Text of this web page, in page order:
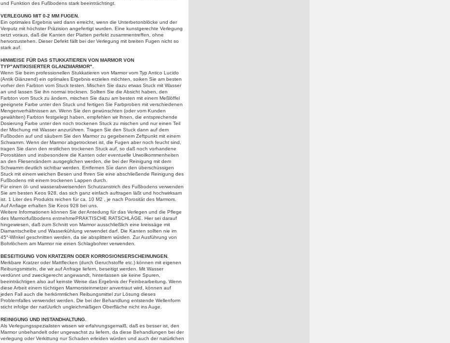
und Funktion des Fußbodens stark beeinträchtingt.
VERLEGUNG MIT 0-2 MM FUGEN.
Ein optimales Ergebnis wird dann erreicht, wenn die Unterbetonblöcke und der
Verputz mit höchster Präzision angefertigt wurden. Eine kunstgerechte Verlegung
setzt voraus, daß die Kanten der Platten perfekt zusammentreffen, ohne
hervorzustehen. Dieser Defekt fällt bei der Verlegung mit breiten Fugen nicht so
stark auf.
HINWEISE FÜR DAS STUKKATIEREN VON MARMOR VON
TYP"ANTIKISIERTER GLANZMARMOR".
Wenn Sie beim professionellen Stukkatieren von Marmor vom Typ Antico Lucido
(Antik Giänzend) ein optimales Ergebnis erzielen möchten, soiken Sie am besten
vorher den Farbton vom Stuck testen. Mischen Sie dazu etwas Stuck mit Wasser
an und lassen Sie ihn normai trocknen. Sollten Sie die Absicht haben, den
Farbton vom Stuck zu ändern, mischen Sie dazu am besten mit einem Meßlöffel
geeignete Farbe unter den Stuck und fertigen Sie Farbproben mit verschiedenen
Mengenverhältnissen an. Wenn Sie den gewünschten (oder vom Kunden
gewählten) Farbton festgelegt haben, empfehlen wir lhnen, die entsprechende
Dosierung Farbe unter den noch trockenen Stuck zu mischen und nur einen Teil
der Mischung mit Wasser anzurühren. Tragen Sie den Stuck dann auf dem
Fußboden auf und säubem Sie den Marmor zu gegebenem Zeftpunkt mit einem
Schwamm. Wenn der Marmor abgetrocknet ist, die Fugen aber noch feucht sind,
tragen Sie dann den restlichen trockenen Stuck auf, so daß noch vorhandene
Porositäten und insbesondere die Kanten oder eventuelle Urwoilkommenheiten
an den Fliesenrändern ausgeglichen werden, die bei der Reinigung mit dem
Schwamm deutlich sichtbar werden. Entfernen Sìe dann den überschüssigen
Stuck mit einem weichen Besen und fhren Sie eine abschließende Reinigung des
Fußbodens mit einem trockenen Lappen durch.
Für einen öl- und wasserabweisenden Schutzanstrich des Fußbodens verwenden
Sie am besten Keos 928, das sich ganz einfach auftragen läßt und hochwirksam
ist. 1 Liter des Produkts reichen für ca. 10 M2 , je nach Porosität des Marmors.
Auf Anfiage erhalten Sie Keos 928 bei uns.
Weitere lnformationen können Sie der Antedung für das Verlegen und die Pflege
des Marmorfußbodens entnehmePRAKTISCHE RATSCHLÄGE. Hier sei darauf
hingewiesen, daß zum Schnitt von Marmor ausschließlich eine kreissäge mit
Diamantscheibe und Wasserkühlung verwendet darf. Die Kanten sollten nie im
45°-WInkel geschnitten werden, da sie absplittern würden. Zur Ausführung von
Bohrlöchern am Marmor nie einen Schlagbohrer verwenden.
BESEITIGUNG VON KRATZERN ODER KORROSIONSERSCHEINUNGEN.
Merkbare Kratzer oder Mattflecken (durch Geruchstoffe etc.) können mit eigenen
Reibungsmitteln, die wir auf Anfrage liefern, beseitigt werden. Mit Wasser
verdünnt und zweckgerecht angewandt, hinterlassen sie keine Spuren,
beeinträchtigen also auf keinste Weise das Ergebnis der Feinbearbeitung. Wenn
diese Arbeit einem tüchtigen Marmorsteinmetzer anvertraut wird, können auf
jeden Fall auch die herkömmlichen Reibungsmittel zur Lösung dieses
Problemfalles verwendet werden. Die bei der Behandlung entstende Wellenform
sticht infolge der natUurlich ungleichmäßigen Oberfläche nicht ins Auge.
REINIGUNG UND INSTANDHALTUNG.
Als Verlegungsspezialisten wissen wir erfahrungsgemalß, daß es besser ist, den
Marmor unbehandelt oder ungewachst zu liefern, da diese Behandlungen bei der
verlegung oder Verkittung nur Schaden erleiden würden und auch der natürlichen